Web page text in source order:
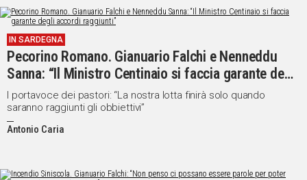
IN SARDEGNA
Pecorino Romano. Gianuario Falchi e Nenneddu
Sanna: “Il Ministro Centinaio si faccia garante degli
accordi raggiunti”
I portavoce dei pastori: “La nostra lotta finirà solo quando
saranno raggiunti gli obbiettivi”
Antonio Caria